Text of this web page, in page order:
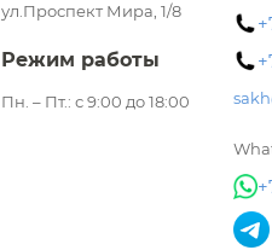
ул.Проспект Мира, 1/8​
Режим работы
Пн. – Пт.: с 9:00 до 18:00